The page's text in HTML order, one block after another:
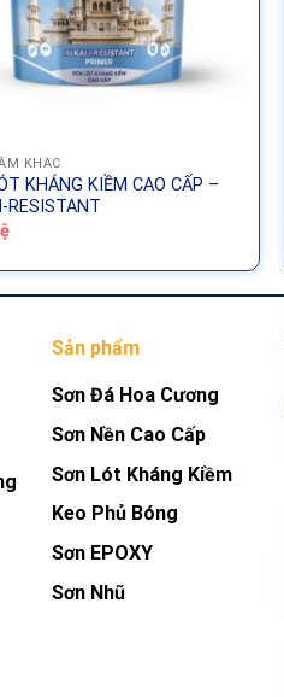
KHÁC
KHÁNG KIỀM CAO CẤP –
RESISTANT
Sản phẩm
Sơn Đá Hoa Cương
Sơn Nền Cao Cấp
Sơn Lót Kháng Kiềm
Keo Phủ Bóng
Sơn EPOXY
Sơn Nhũ